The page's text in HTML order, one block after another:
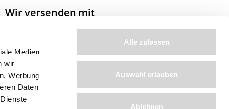
Medien
wir
Werbung
Daten
Alle zulassen
Auswahl erlauben
Ablehnen
Wir versenden mit
Anleitungen